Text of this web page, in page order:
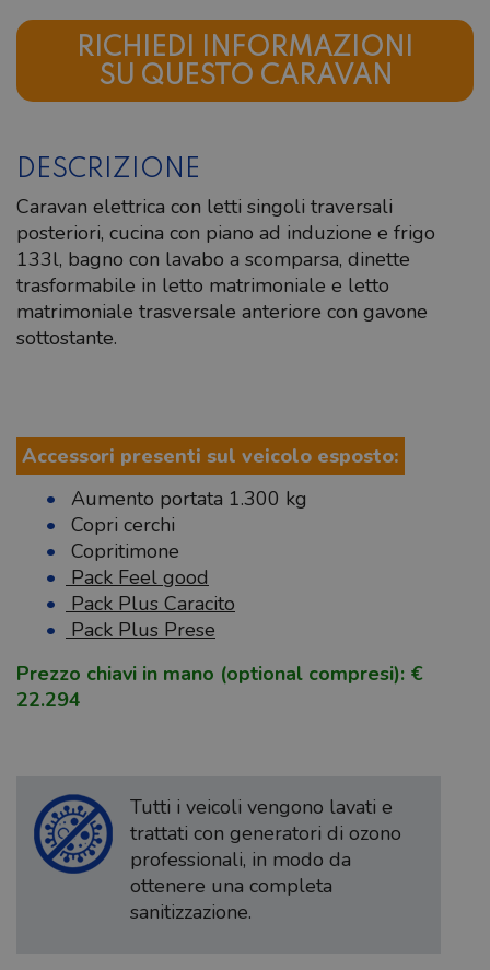
RICHIEDI INFORMAZIONI
SU QUESTO CARAVAN
DESCRIZIONE
Caravan elettrica con letti singoli traversali
posteriori, cucina con piano ad induzione e frigo
133l, bagno con lavabo a scomparsa, dinette
trasformabile in letto matrimoniale e letto
matrimoniale trasversale anteriore con gavone
sottostante.
Accessori presenti sul veicolo esposto:
Aumento portata 1.300 kg
Copri cerchi
Copritimone
Pack Feel good
Pack Plus Caracito
Pack Plus Prese
Prezzo chiavi in mano (optional compresi): €
22.294
Tutti i veicoli vengono lavati e
trattati con generatori di ozono
professionali, in modo da
ottenere una completa
sanitizzazione.